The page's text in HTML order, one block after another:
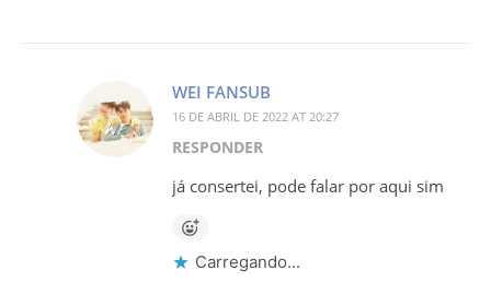
WEI FANSUB
16 DE ABRIL DE 2022 AT 20:27
RESPONDER
já consertei, pode falar por aqui sim
Carregando...